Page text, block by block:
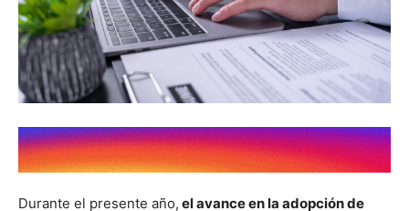
Durante el presente año, el avance en la adopción de